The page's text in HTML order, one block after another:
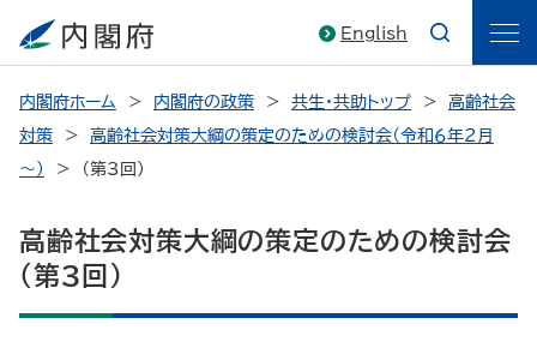
English
内閣府ホーム 内閣府の政策 共生・共助トップ
高齢社会
対策
高齢社会対策大綱の策定のための検討会（令和６年２月
～）
（第3回）
高齢社会対策大綱の策定のための検討会
（第3回）